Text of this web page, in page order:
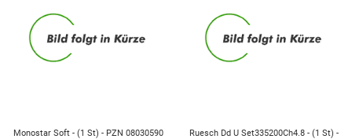
Monostar Soft - (1 St) - PZN 08030590
Ruesch Dd U Set335200Ch4.8 - (1 St) -